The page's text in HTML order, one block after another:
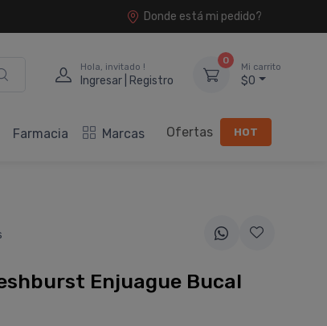
Donde está mi pedido?
Hola, invitado !
Ingresar | Registro
0
Mi carrito
$0
Farmacia Marcas Ofertas HOT
Enjuague Bucal